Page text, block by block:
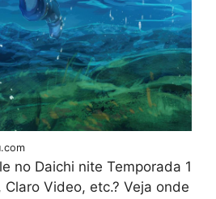
no Daichi nite Temporada 1
Claro Video, etc.? Veja onde